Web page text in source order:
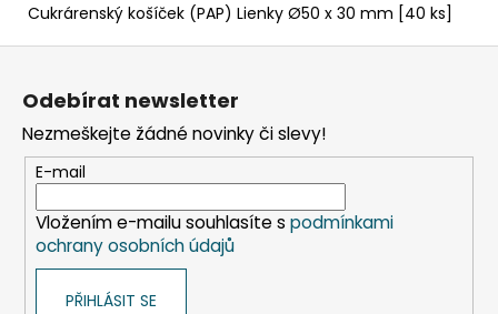
Cukrárenský košíček (PAP) Lienky Ø50 x 30 mm [40 ks]
Z
Odebírat newsletter
Nezmeškejte žádné novinky či slevy!
E-mail
Vložením e-mailu souhlasíte s podmínkami
ochrany osobních údajů
PŘIHLÁSIT SE